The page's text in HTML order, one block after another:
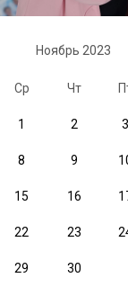
Ноябрь 2023
Ср Чт
1 2 3
8 9
15 16
22 23
29
30